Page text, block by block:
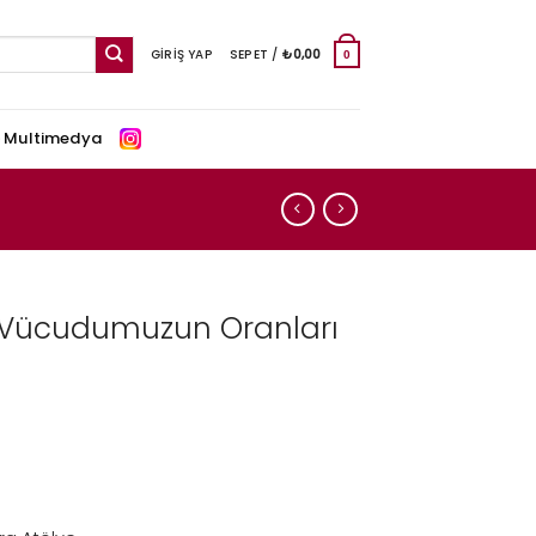
GIRIŞ YAP SEPET / ₺0,00 0
Multimedya
Oranları